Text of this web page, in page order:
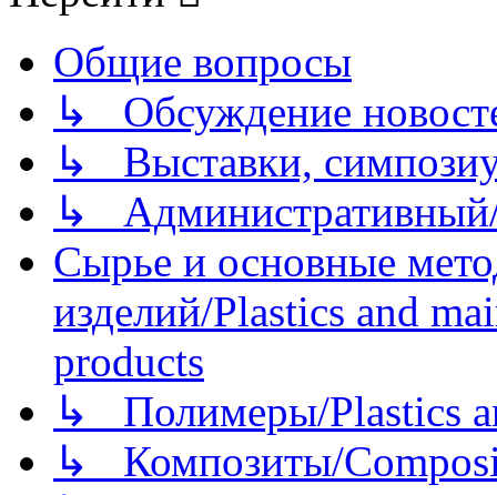
Общие вопросы
↳ Обсуждение
↳ Выставки,
↳
Сырье и основные
изделий/Plastics and
products
↳ Полимеры/Plastics
↳ Композиты/